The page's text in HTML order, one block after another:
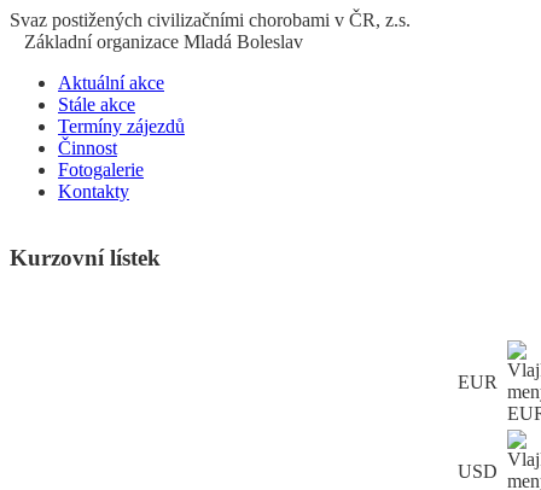
Svaz postižených civilizačními chorobami v ČR, z.s.
Základní organizace Mladá Boleslav
Aktuální akce
Stále akce
Termíny zájezdů
Činnost
Fotogalerie
Kontakty
Kurzovní lístek
EUR
USD